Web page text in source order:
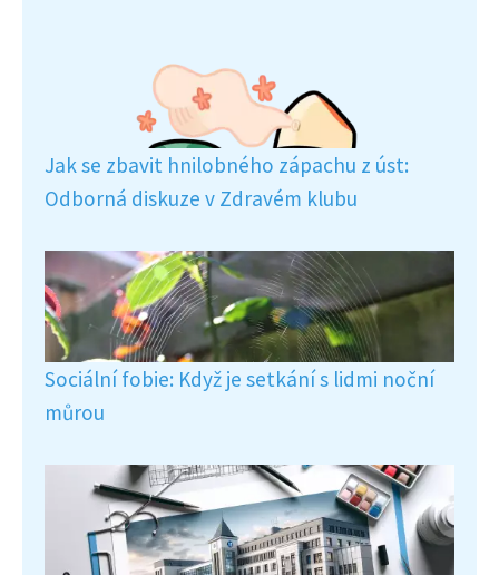
Jak se zbavit hnilobného zápachu z úst:
Odborná diskuze v Zdravém klubu
Sociální fobie: Když je setkání s lidmi noční
můrou